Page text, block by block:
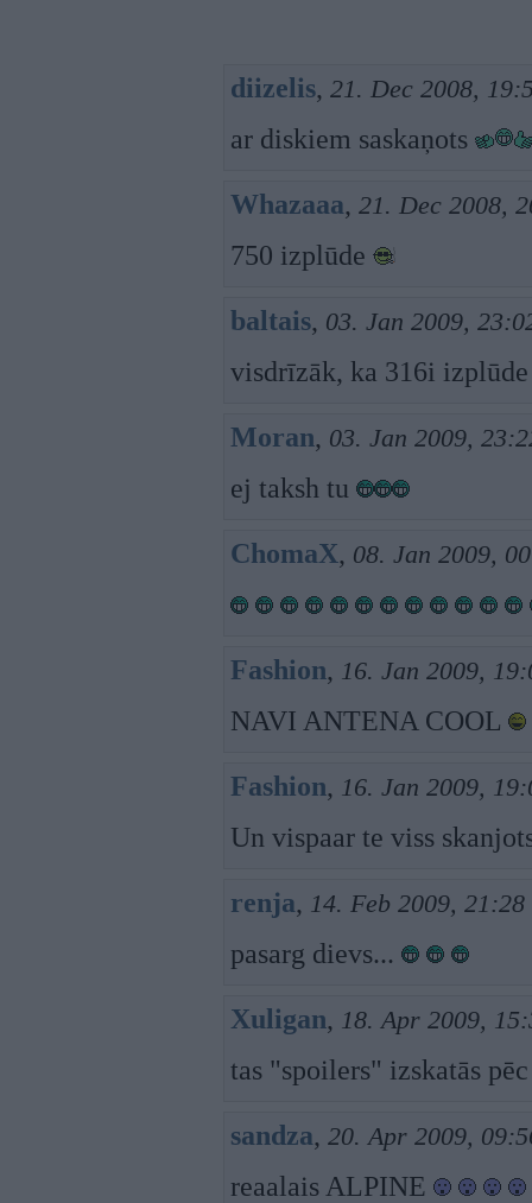
diizelis, 21. Dec 2008,
ar diskiem saskaņots
Whazaaa, 21. Dec 2008,
750 izplūde
baltais, 03. Jan 2009,
visdrīzāk, ka 316i izplūde
Moran, 03. Jan 2009,
ej taksh tu
ChomaX, 08. Jan 2009,
Fashion, 16. Jan 2009,
NAVI ANTENA COOL
Fashion, 16. Jan 2009,
Un vispaar te viss
renja, 14. Feb 2009, 21:28
pasarg dievs...
Xuligan, 18. Apr 2009,
tas "spoilers" izskatās
sandza, 20. Apr 2009,
reaalais ALPINE